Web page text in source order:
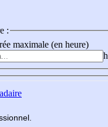
:
maximale (en heure)